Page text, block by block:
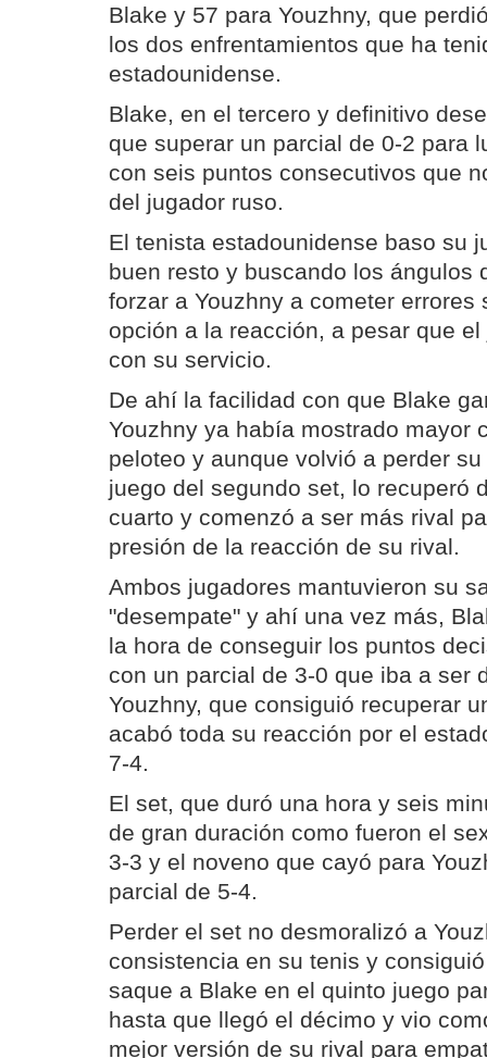
Blake y 57 para Youzhny, que
los dos enfrentamientos que ha
estadounidense.
Blake, en el tercero y definitivo
que superar un parcial de 0-2 para
con seis puntos consecutivos que
del jugador ruso.
El tenista estadounidense baso su
buen resto y buscando los ángulos
forzar a Youzhny a cometer errores
opción a la reacción, a pesar que
con su servicio.
De ahí la facilidad con que Blake
Youzhny ya había mostrado mayor
peloteo y aunque volvió a perder
juego del segundo set, lo recuperó
cuarto y comenzó a ser más rival
presión de la reacción de su rival.
Ambos jugadores mantuvieron su
"desempate" y ahí una vez más,
la hora de conseguir los puntos
con un parcial de 3-0 que iba a ser
Youzhny, que consiguió recuperar
acabó toda su reacción por el
7-4.
El set, que duró una hora y seis
de gran duración como fueron el
3-3 y el noveno que cayó para
parcial de 5-4.
Perder el set no desmoralizó a
consistencia en su tenis y
saque a Blake en el quinto juego
hasta que llegó el décimo y vio
mejor versión de su rival para